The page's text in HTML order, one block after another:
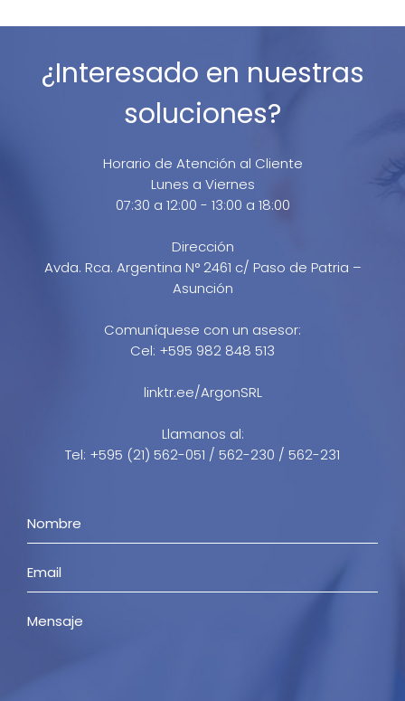
¿Interesado en nuestras
soluciones?
Horario de Atención al Cliente
Lunes a Viernes
07:30 a 12:00 - 13:00 a 18:00
Dirección
Avda. Rca. Argentina N° 2461 c/ Paso de Patria –
Asunción
Comuníquese con un asesor:
Cel: +595 982 848 513
linktr.ee/ArgonSRL
Llamanos al:
Tel: +595 (21) 562-051 / 562-230 / 562-231